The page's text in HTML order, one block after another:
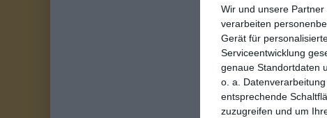
Wir und unsere
verarbeiten
Gerät für
Serviceentwicklung
genaue Standortdaten
o. a.
entsprechende
zuzugreifen und um
Witzig sind aber